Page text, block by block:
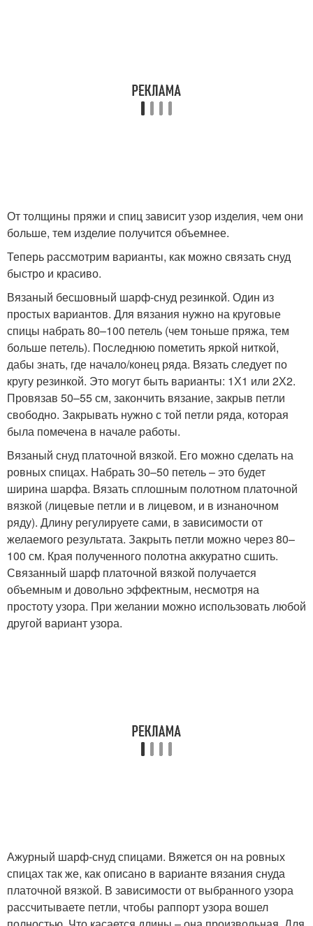
От толщины пряжи и спиц зависит узор изделия, чем они
больше, тем изделие получится объемнее.
Теперь рассмотрим варианты, как можно связать снуд
быстро и красиво.
Вязаный бесшовный шарф-снуд резинкой. Один из
простых вариантов. Для вязания нужно на круговые
спицы набрать 80–100 петель (чем тоньше пряжа, тем
больше петель). Последнюю пометить яркой ниткой,
дабы знать, где начало/конец ряда. Вязать следует по
кругу резинкой. Это могут быть варианты: 1Х1 или 2Х2.
Провязав 50–55 см, закончить вязание, закрыв петли
свободно. Закрывать нужно с той петли ряда, которая
была помечена в начале работы.
Вязаный снуд платочной вязкой. Его можно сделать на
ровных спицах. Набрать 30–50 петель – это будет
ширина шарфа. Вязать сплошным полотном платочной
вязкой (лицевые петли и в лицевом, и в изнаночном
ряду). Длину регулируете сами, в зависимости от
желаемого результата. Закрыть петли можно через 80–
100 см. Края полученного полотна аккуратно сшить.
Связанный шарф платочной вязкой получается
объемным и довольно эффектным, несмотря на
простоту узора. При желании можно использовать любой
другой вариант узора.
Ажурный шарф-снуд спицами. Вяжется он на ровных
спицах так же, как описано в варианте вязания снуда
платочной вязкой. В зависимости от выбранного узора
рассчитываете петли, чтобы раппорт узора вошел